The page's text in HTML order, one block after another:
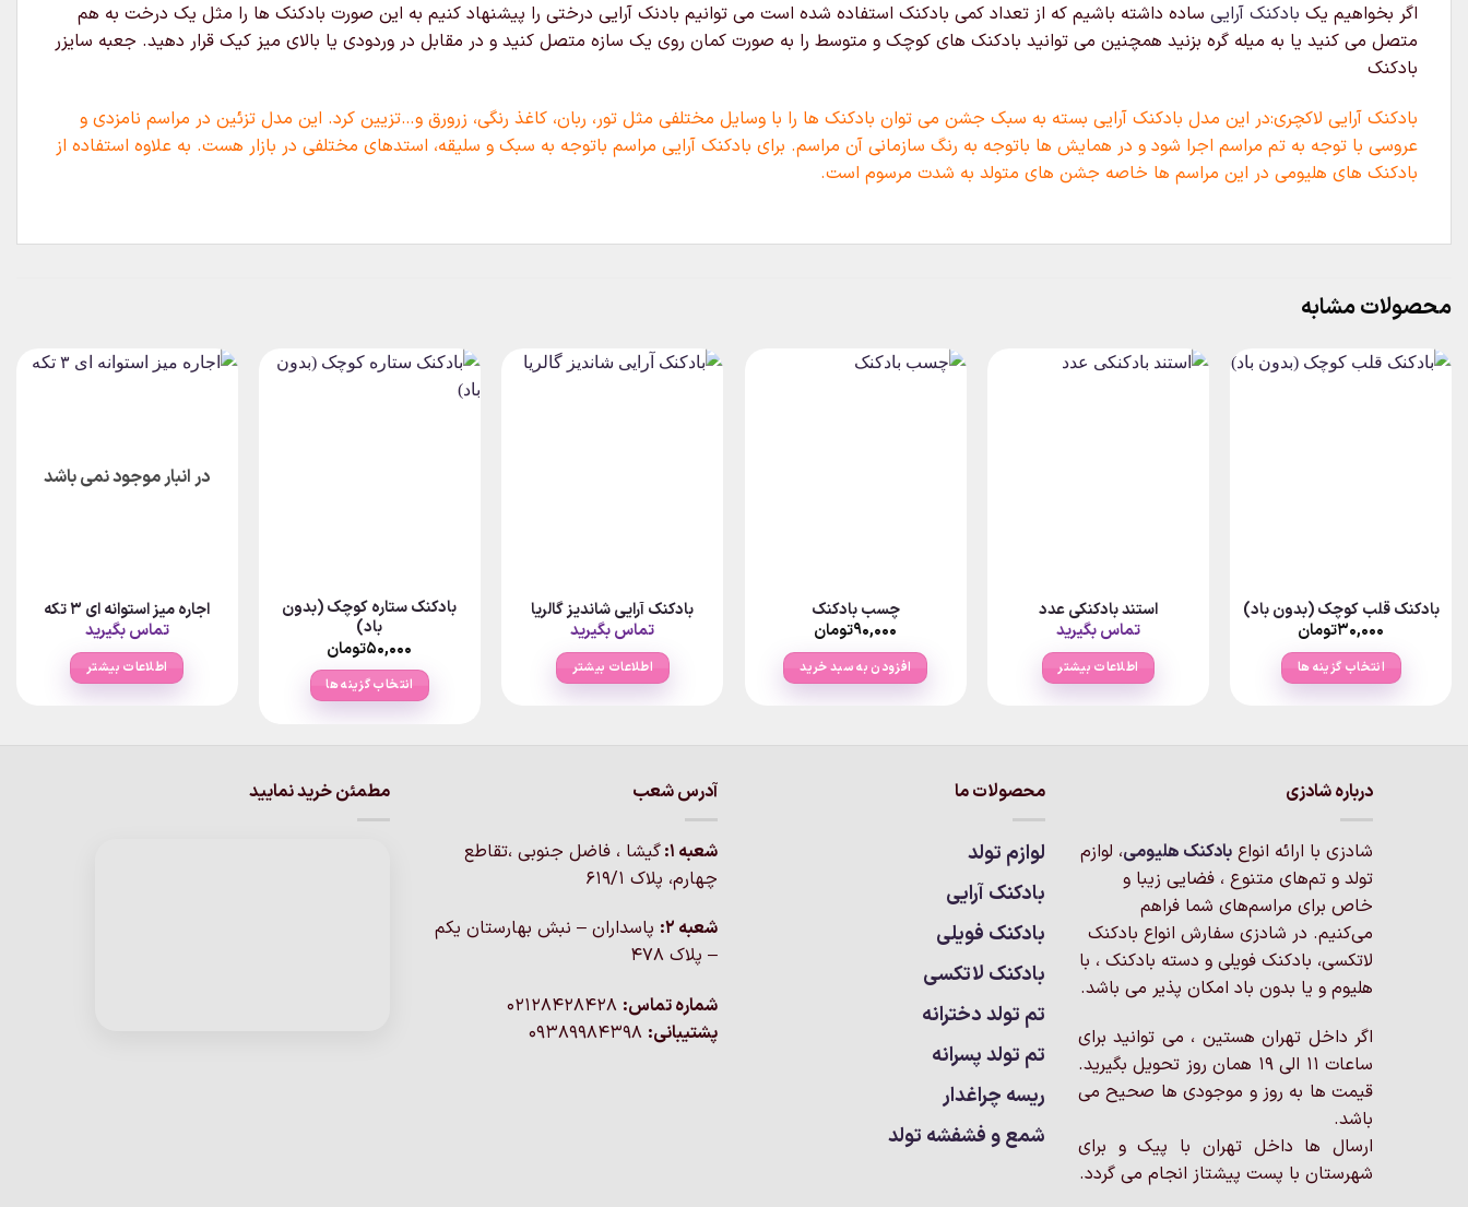
اگر بخواهیم یک بادکنک آرایی ساده داشته باشیم که از تعداد کمی بادکنک استفاده شده است می توانیم بادنک آرایی درختی را پیشنهاد کنیم به این صورت بادکنک ها را مثل یک درخت به هم
متصل می کنید یا به میله گره بزنید همچنین می توانید بادکنک های کوچک و متوسط را به صورت کمان روی یک سازه متصل کنید و در مقابل در وردودی یا بالای میز کیک قرار دهید. جعبه سایزر
بادکنک
بادکنک آرایی لاکچری:در این مدل بادکنک آرایی بسته به سبک جشن می توان بادکنک ها را با وسایل مختلفی مثل تور، ربان، کاغذ رنگی، زرورق و…تزیین کرد. این مدل تزئین در مراسم نامزدی و
عروسی با توجه به تم مراسم اجرا شود و در همایش ها باتوجه به رنگ سازمانی آن مراسم. برای بادکنک آرایی مراسم باتوجه به سبک و سلیقه، استدهای مختلفی در بازار هست. به علاوه استفاده از
بادکنک های هلیومی در این مراسم ها خاصه جشن های متولد به شدت مرسوم است.
محصولات مشابه
بادکنک قلب کوچک (بدون باد)
۳۰,۰۰۰تومان
انتخاب گزینه ها
مختلفی
باشد.
گزینه
ها
ممکن
است
در
صفحه
انتخاب
شوند
استند بادکنکی عدد
تماس بگیرید
اطلاعات بیشتر
چسب بادکنک
۹۰,۰۰۰تومان
افزودن به سبد خرید
بادکنک آرایی شاندیز گالریا
تماس بگیرید
اطلاعات بیشتر
بادکنک ستاره کوچک (بدون
باد)
۵۰,۰۰۰تومان
انتخاب گزینه ها
انواع
در انبار موجود نمی باشد
اجاره میز استوانه ای ۳ تکه
تماس بگیرید
اطلاعات بیشتر
درباره شادزی
شادزی با ارائه انواع بادکنک‌ هلیومی، لوازم
تولد و تم‌های متنوع ، فضایی زیبا و
خاص برای مراسم‌های شما فراهم
می‌کنیم. در شادزی سفارش انواع بادکنک
لاتکسی، بادکنک فویلی و دسته بادکنک ، با
هلیوم و یا بدون باد امکان پذیر می باشد.
اگر داخل تهران هستین ، می توانید برای
ساعات 11 الی 19 همان روز تحویل بگیرید.
قیمت ها به روز و موجودی ها صحیح می
باشد.
ارسال ها داخل تهران با پیک و برای
شهرستان با پست پیشتاز انجام می گردد.
محصولات ما
لوازم تولد
بادکنک آرایی
بادکنک فویلی
بادکنک لاتکسی
تم تولد دخترانه
تم تولد پسرانه
ریسه چراغدار
شمع و فشفشه تولد
آدرس شعب
شعبه 1:
گيشا ، فاضل جنوبی ،تقاطع
چهارم، پلاک 619/1
شعبه 2:
پاسداران – نبش بهارستان یکم
– پلاک ۴۷۸
شماره تماس:
پشتیبانی:
مطمئن خرید نمایید